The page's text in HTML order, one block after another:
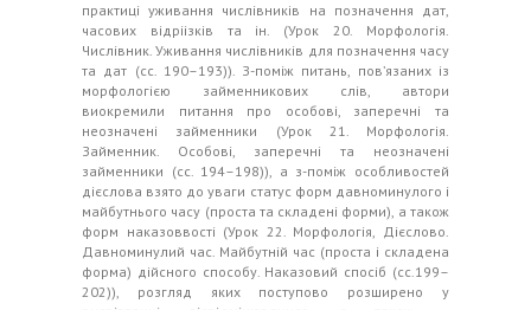
практиці уживання числівників на позначення дат,
часових відріізків та ін. (Урок 20. Морфологія.
Числівник. Уживання числівників для позначення часу
та дат (сс. 190–193)). З-поміж питань, пов’язаних із
морфологією займенникових слів, автори
виокремили питання про особові, заперечні та
неозначені займенники (Урок 21. Морфологія.
Займенник. Особові, заперечні та неозначені
займенники (сс. 194–198)), а з-поміж особливостей
дієслова взято до уваги статус форм давноминулого і
майбутнього часу (проста та складені форми), а також
форм наказоввості (Урок 22. Морфологія, Дієслово.
Давноминулий час. Майбутній час (проста і складена
форма) дійсного способу. Наказовий спосіб (сс.199–
202)), розгляд яких поступово розширено у